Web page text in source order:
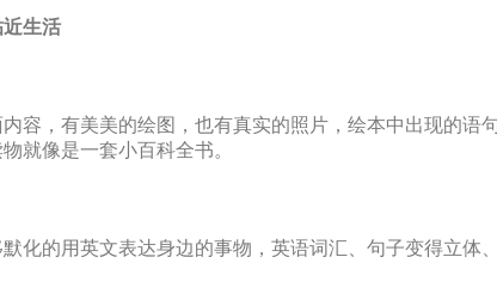
生活
容，有美美的绘图，也有真实的照片，绘本中出现的语
就像是一套小百科全书。
化的用英文表达身边的事物，英语词汇、句子变得立体